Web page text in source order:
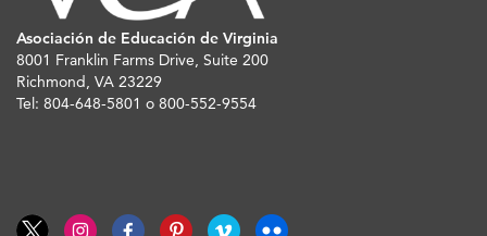
Asociación de Educación de Virginia
8001 Franklin Farms Drive, Suite 200
Richmond, VA 23229
Tel: 804-648-5801 o 800-552-9554